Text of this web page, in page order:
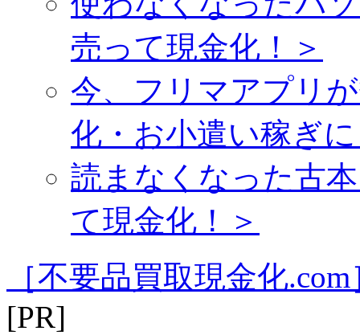
売って現金化！＞
今、フリマアプリ
化・お小遣い稼ぎ
読まなくなった古
て現金化！＞
［不要品買取現金化.com
[PR]